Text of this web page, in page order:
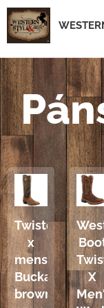
Twisted
x
mens
Buckaroo
brown
X